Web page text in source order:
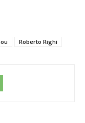
Roberto Righi